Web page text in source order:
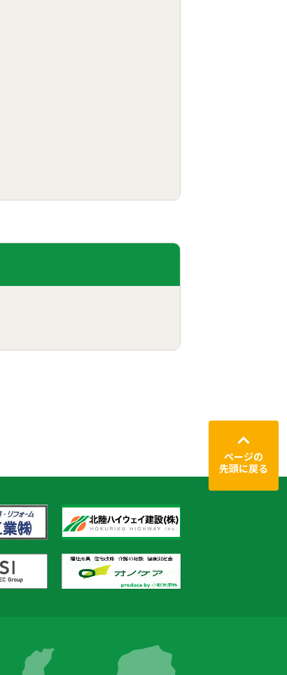
ページの
先頭に戻る